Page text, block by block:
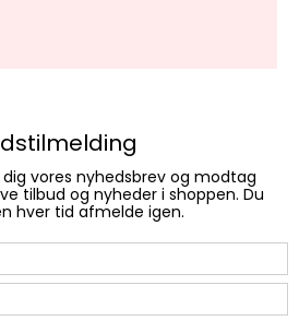
dig vores nyhedsbrev og modtag
tilbud og nyheder i shoppen. Du
hver tid afmelde igen.